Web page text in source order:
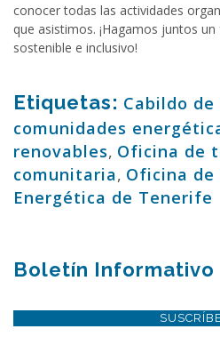
conocer todas las actividades
que asistimos. ¡Hagamos juntos
sostenible e inclusivo!
Etiquetas: Cabildo
comunidades
renovables, Oficina de
comunitaria, Oficina de
Energética de Tenerife
Boletín Informativo